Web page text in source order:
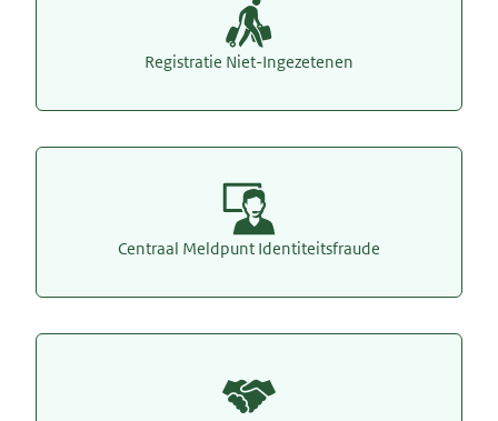
Registratie Niet-Ingezetenen
Centraal Meldpunt Identiteitsfraude